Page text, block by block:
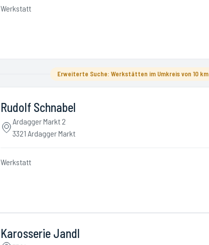
Werkstatt
Erweiterte Suche: Werkstätten im Umkreis von 10 km
Rudolf Schnabel
Ardagger Markt 2
3321 Ardagger Markt
Werkstatt
Karosserie Jandl